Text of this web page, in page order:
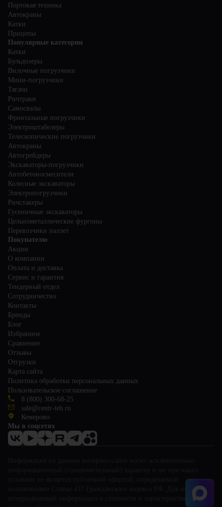
Портовая техника
Автокраны
Катки
Прицепы
Популярные категории
Катки
Бульдозеры
Вилочные погрузчики
Мини-погрузчики
Тягачи
Ричтраки
Самосвалы
Фронтальные погрузчики
Электроштабелеры
Телескопические погрузчики
Автокраны
Автогрейдеры
Экскаваторы-погрузчики
Автобетоносмесители
Колесные экскаваторы
Электропогрузчики
Ричстакеры
Гусеничные экскаваторы
Цельнометаллические фургоны
Перевозчики паллет
Покупателю
Акции
О компании
Оплата и доставка
Сервис и гарантия
Тендерный отдел
Сотрудничество
Контакты
Бренды
Блог
Избранное
Сравнение
Отзывы
Отгрузки
Карта сайта
Политика обработки персональных данных
Пользовательское соглашение
8 (800) 300-68-25
sale@centr-teh.ru
Кемерово
Мы в соцсетях
положениями Статьи 437 Гражданского кодекса РФ. Для получения
исчерпывающей информации о стоимости и характеристиках